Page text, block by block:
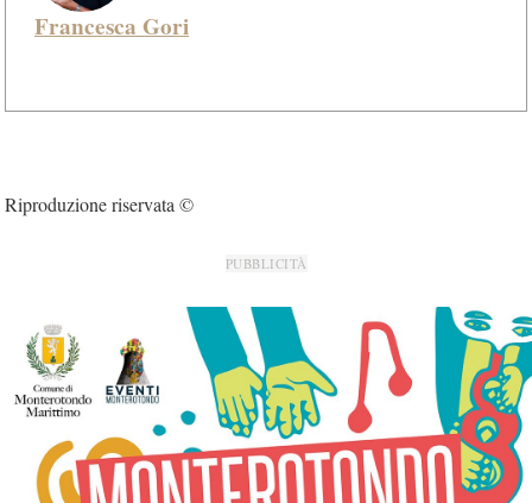
Francesca Gori
Riproduzione riservata ©
PUBBLICITÀ